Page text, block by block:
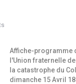
Affiche-programme
l'Union fraternelle
la catastrophe du
dimanche 15 Avril